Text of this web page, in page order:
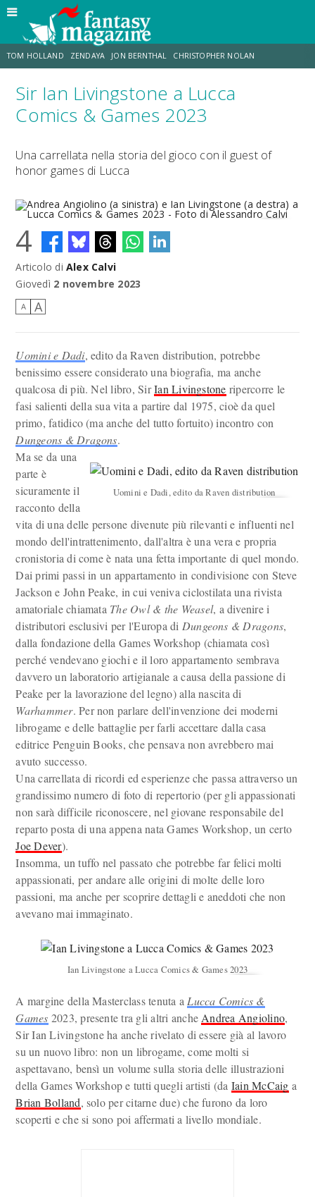
TOM HOLLAND ZENDAYA JON BERNTHAL CHRISTOPHER NOLAN
STRANIMONDI LUCCA COMICS & GAMES ODISSEA CHRIS MCKENNA
Sir Ian Livingstone a Lucca
Comics & Games 2023
Una carrellata nella storia del gioco con il guest of
honor games di Lucca
Andrea Angiolino (a sinistra) e Ian Livingstone (a destra) a Lucca
Comics & Games 2023 - Foto di Alessandro Calvi
4
Articolo di Alex Calvi
Giovedì 2 novembre 2023
A A
Uomini e Dadi, edito da Raven distribution, potrebbe
benissimo essere considerato una biografia, ma anche
qualcosa di più. Nel libro, SirIan Livingstone ripercorre le
fasi salienti della sua vita a partire dal 1975, cioè da quel
primo, fatidico (ma anche del tutto fortuito) incontro con
Dungeons & Dragons.
Uomini e Dadi, edito da Raven distribution
Ma se da una
parte è
sicuramente il
racconto della
vita di una delle persone divenute più rilevanti e influenti nel
mondo dell'intrattenimento, dall'altra è una vera e propria
cronistoria di come è nata una fetta importante di quel mondo.
Dai primi passi in un appartamento in condivisione con Steve
Jackson e John Peake, in cui veniva ciclostilata una rivista
amatoriale chiamata The Owl & the Weasel, a divenire i
distributori esclusivi per l'Europa di Dungeons & Dragons,
dalla fondazione della Games Workshop (chiamata così
perché vendevano giochi e il loro appartamento sembrava
davvero un laboratorio artigianale a causa della passione di
Peake per la lavorazione del legno) alla nascita di
Warhammer. Per non parlare dell'invenzione dei moderni
librogame e delle battaglie per farli accettare dalla casa
editrice Penguin Books, che pensava non avrebbero mai
avuto successo.
Una carrellata di ricordi ed esperienze che passa attraverso un
grandissimo numero di foto di repertorio (per gli appassionati
non sarà difficile riconoscere, nel giovane responsabile del
reparto posta di una appena nata Games Workshop, un certo
Joe Dever).
Insomma, un tuffo nel passato che potrebbe far felici molti
appassionati, per andare alle origini di molte delle loro
passioni, ma anche per scoprire dettagli e aneddoti che non
avevano mai immaginato.
Ian Livingstone a Lucca Comics & Games 2023
A margine della Masterclass tenuta a Lucca Comics &
Games 2023, presente tra gli altri anche Andrea Angiolino,
Sir Ian Livingstone ha anche rivelato di essere già al lavoro
su un nuovo libro: non un librogame, come molti si
aspettavano, bensì un volume sulla storia delle illustrazioni
della Games Workshop e tutti quegli artisti (da Iain McCaig a
Brian Bolland, solo per citarne due) che furono da loro
scoperti e che si sono poi affermati a livello mondiale.